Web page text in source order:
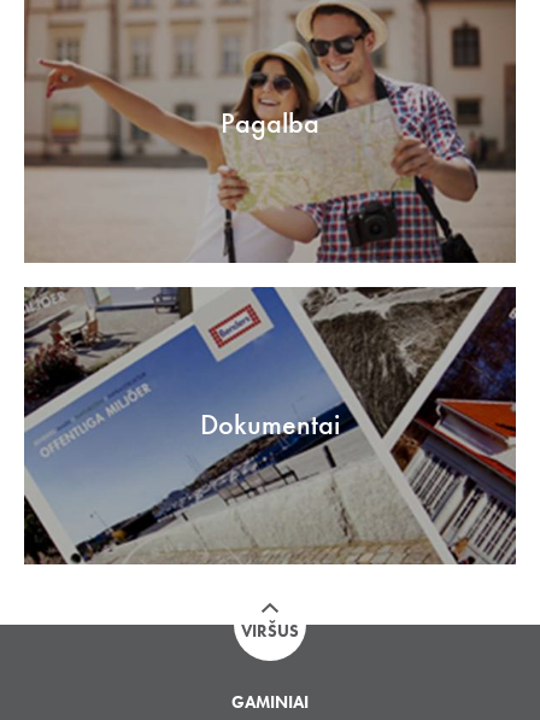
Pagalba
Dokumentai
VIRŠUS
GAMINIAI